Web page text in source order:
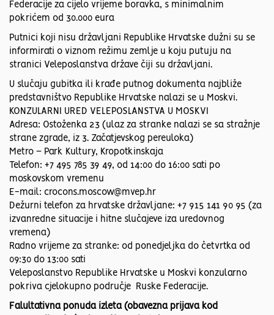
Federacije za cijelo vrijeme boravka, s minimalnim
pokrićem od 30.000 eura
Putnici koji nisu državljani Republike Hrvatske dužni su se
informirati o viznom režimu zemlje u koju putuju na
stranici Veleposlanstva države čiji su državljani.
U slučaju gubitka ili krađe putnog dokumenta najbliže
predstavništvo Republike Hrvatske nalazi se u Moskvi.
KONZULARNI URED VELEPOSLANSTVA U MOSKVI
Adresa: Ostoženka 23 (ulaz za stranke nalazi se sa stražnje
strane zgrade, iz 3. Začatjevskog pereuloka)
Metro – Park Kultury, Kropotkinskaja
Telefon: +7 495 785 39 49, od 14:00 do 16:00 sati po
moskovskom vremenu
E-mail: crocons.moscow@mvep.hr
Dežurni telefon za hrvatske državljane: +7 915 141 90 95 (za
izvanredne situacije i hitne slučajeve iza uredovnog
vremena)
Radno vrijeme za stranke: od ponedjeljka do četvrtka od
09:30 do 13:00 sati
Veleposlanstvo Republike Hrvatske u Moskvi konzularno
pokriva cjelokupno područje Ruske Federacije.
Falultativna ponuda izleta (obavezna prijava kod